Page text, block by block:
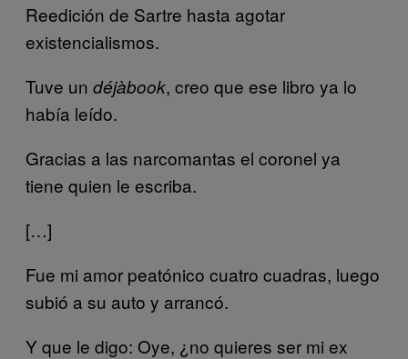
Reedición de Sartre hasta agotar
existencialismos.
Tuve un déjàbook, creo que ese libro ya lo
había leído.
Gracias a las narcomantas el coronel ya
tiene quien le escriba.
[…]
Fue mi amor peatónico cuatro cuadras, luego
subió a su auto y arrancó.
Y que le digo: Oye, ¿no quieres ser mi ex